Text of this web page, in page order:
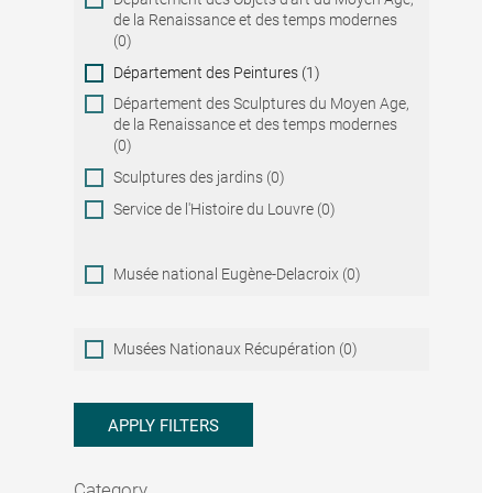
de la Renaissance et des temps modernes
(0)
Département des Peintures (1)
Département des Sculptures du Moyen Age,
de la Renaissance et des temps modernes
(0)
Sculptures des jardins (0)
Service de l'Histoire du Louvre (0)
Musée national Eugène-Delacroix (0)
Musées
Nationaux
Musées Nationaux Récupération (0)
APPLY FILTERS